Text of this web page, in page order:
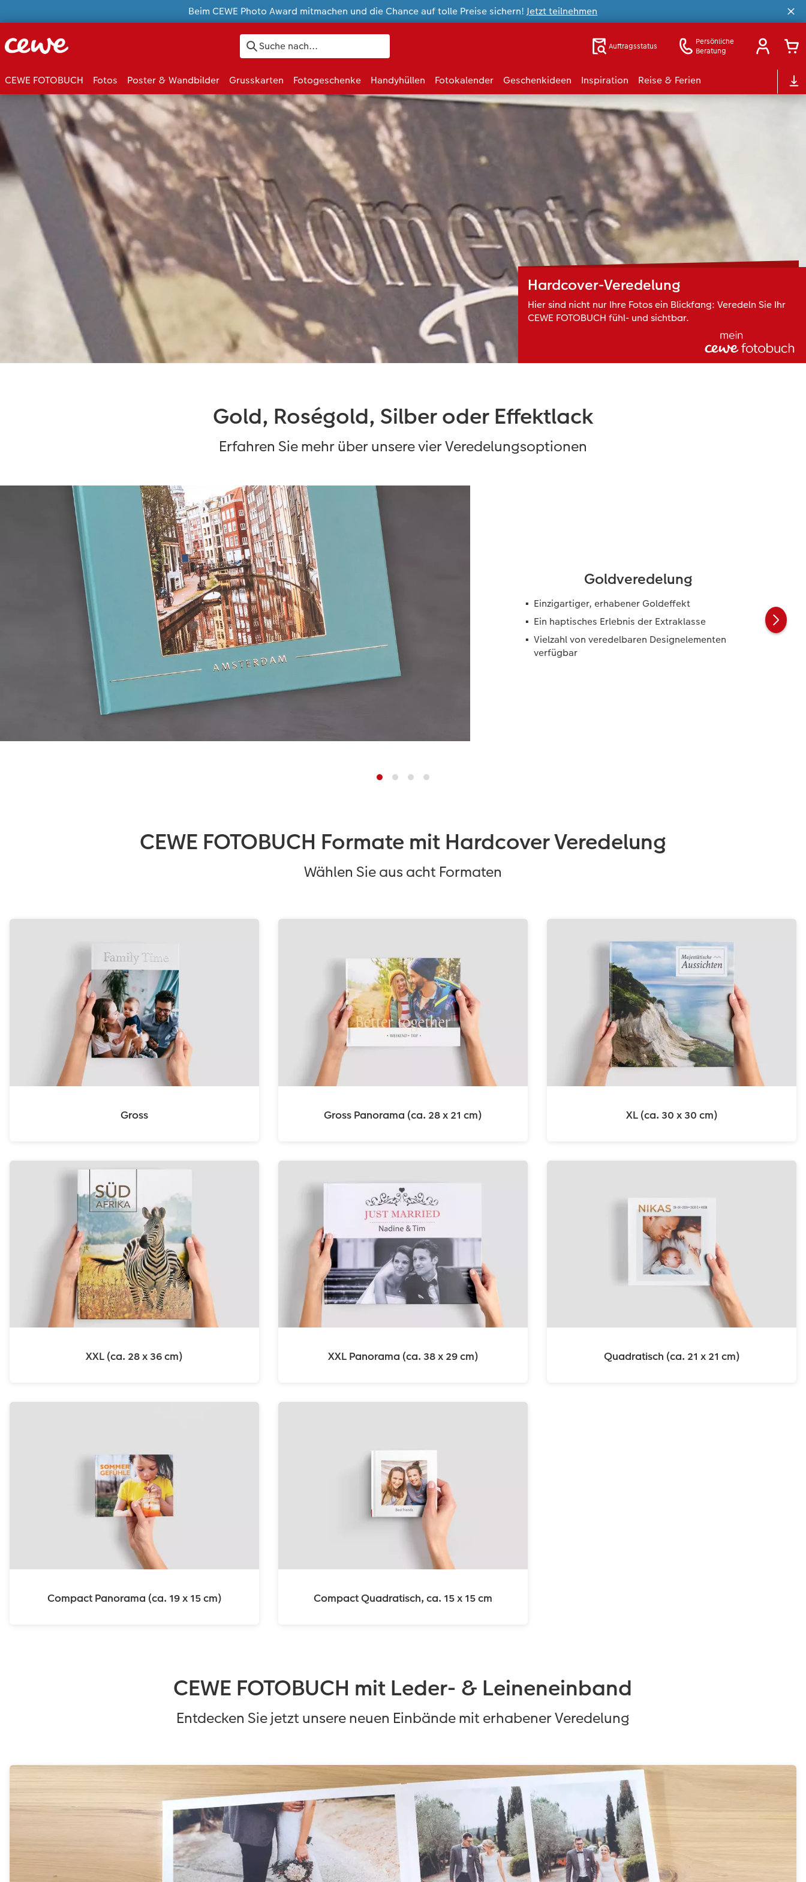
Beim CEWE Photo Award mitmachen und die Chance auf tolle Preise sichern!Jetzt teilnehmen
Auftragsstatus
Persönliche
Beratung
CEWE FOTOBUCH Fotos Poster & Wandbilder Grusskarten Fotogeschenke Handyhüllen Fotokalender Geschenkideen Inspiration Reise & Ferien
Hardcover-Veredelung
Hier sind nicht nur Ihre Fotos ein Blickfang: Veredeln Sie Ihr
CEWE FOTOBUCH fühl- und sichtbar.
Gold, Roségold, Silber oder Effektlack
Erfahren Sie mehr über unsere vier Veredelungsoptionen
Goldveredelung
Einzigartiger, erhabener Goldeffekt
Ein haptisches Erlebnis der Extraklasse
Vielzahl von veredelbaren Designelementen
verfügbar
CEWE FOTOBUCH Formate mit Hardcover Veredelung
Wählen Sie aus acht Formaten
Gross Gross Panorama (ca. 28 x 21 cm) XL (ca. 30 x 30 cm)
XXL (ca. 28 x 36 cm) XXL Panorama (ca. 38 x 29 cm) Quadratisch (ca. 21 x 21 cm)
Compact Panorama (ca. 19 x 15 cm) Compact Quadratisch, ca. 15 x 15 cm
CEWE FOTOBUCH mit Leder- & Leineneinband
Entdecken Sie jetzt unsere neuen Einbände mit erhabener Veredelung